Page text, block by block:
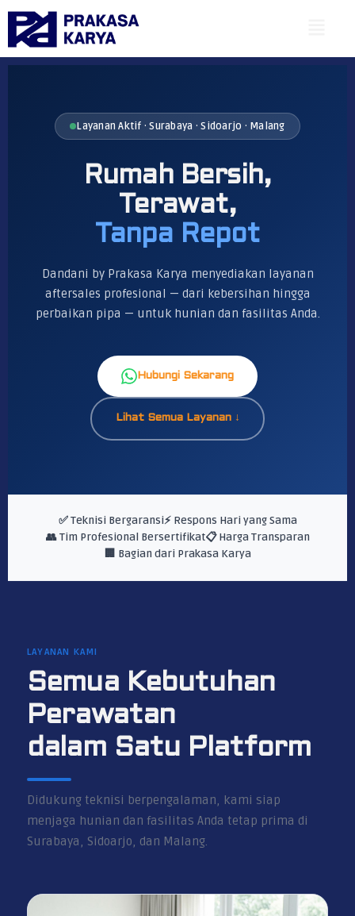
konten
Layanan Aktif · Surabaya · Sidoarjo · Malang
Rumah Bersih,
Terawat,
Tanpa Repot
Dandani by Prakasa Karya menyediakan layanan
aftersales profesional — dari kebersihan hingga
perbaikan pipa — untuk hunian dan fasilitas Anda.
Hubungi Sekarang
Lihat Semua Layanan ↓
✅ Teknisi Bergaransi⚡ Respons Hari yang Sama
👥 Tim Profesional Bersertifikat📋 Harga Transparan
🏢 Bagian dari Prakasa Karya
LAYANAN KAMI
Semua Kebutuhan
Perawatan
dalam Satu Platform
Didukung teknisi berpengalaman, kami siap
menjaga hunian dan fasilitas Anda tetap prima di
Surabaya, Sidoarjo, dan Malang.